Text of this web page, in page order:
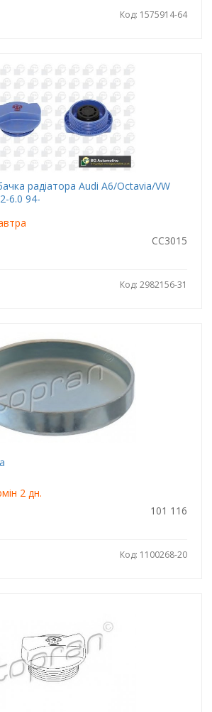
Код: 1575914-64
радіатора Audi A6/Octavia/VW
6.0 94-
CC3015
Код: 2982156-31
2 дн.
101 116
Код: 1100268-20